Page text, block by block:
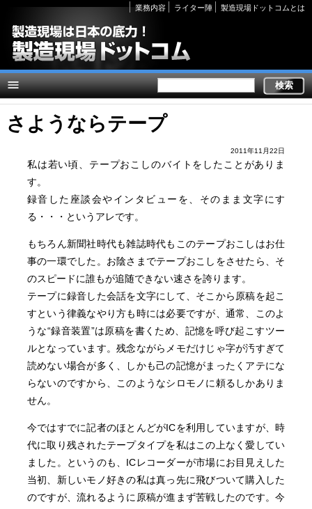
Secondary
links
業務内容 ライター陣 製造現場ドットコムとは
さようならテープ
2011年11月22日
私は若い頃、テープおこしのバイトをしたことがありま
す。
録音した座談会やインタビューを、そのまま文字にす
る・・・というアレです。
もちろん新聞社時代も雑誌時代もこのテープおこしはお仕
事の一環でした。お陰さまでテープおこしをさせたら、そ
のスピードに誰もが追随できない速さを誇ります。
テープに録音した会話を文字にして、そこから原稿を起こ
すという律義なやり方も時には必要ですが、通常、このよ
うな“録音装置”は原稿を書くため、記憶を呼び起こすツー
ルとなっています。残念ながらメモだけじゃ字が汚すぎて
読めない場合が多く、しかも己の記憶がまったくアテにな
らないのですから、このようなシロモノに頼るしかありま
せん。
今ではすでに記者のほとんどがICを利用していますが、時
代に取り残されたテープタイプを私はこの上なく愛してい
ました。というのも、ICレコーダーが市場にお目見えした
当初、新しいモノ好きの私は真っ先に飛びついて購入した
のですが、流れるように原稿が進まず苦戦したのです。今